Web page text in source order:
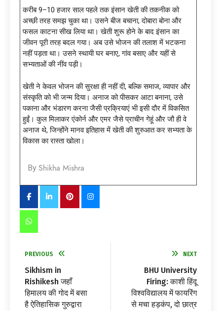
करीब 9–10 हजार साल पहले तक इंसान खेती की तकनीक को
अच्छी तरह समझ चुका था। उसने बीज बचाना, दोबारा बोना और
फसल काटना सीख लिया था। खेती शुरू होने के बाद इंसान का
जीवन पूरी तरह बदल गया। अब उसे भोजन की तलाश में भटकना
नहीं पड़ता था। उसने स्थायी घर बनाए, गांव बसाए और यहीं से
सभ्यताओं की नींव पड़ी।
खेती ने केवल भोजन की सुरक्षा ही नहीं दी, बल्कि समाज, व्यापार और
संस्कृति को भी जन्म दिया। अनाज को पीसकर आटा बनाना, उसे
पकाना और भंडारण करना जैसी प्रक्रियाएं भी इसी दौर में विकसित
हुईं। कुल मिलाकर एंकोर्न और एमर जैसे प्राचीन गेहूं और जौ ही वे
अनाज थे, जिन्होंने मानव इतिहास में खेती की शुरुआत कर सभ्यता के
विकास का रास्ता खोला।
By Shikha Mishra
PREVIOUS
Sikhism in
Rishikesh जहाँ
हिमालय की गोद में बसा
है ऐतिहासिक गुरुद्वारा
NEXT
BHU University
Firing: काशी हिंदू
विश्वविद्यालय में फायरिंग
से मचा हड़कंप, दो छात्र